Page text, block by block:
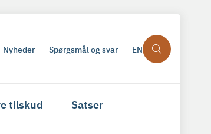
Nyheder Spørgsmål og svar EN
tilskud Satser